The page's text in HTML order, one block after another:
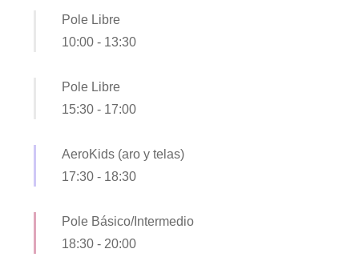
Pole Libre
10:00 - 13:30
Pole Libre
15:30 - 17:00
AeroKids (aro y telas)
17:30 - 18:30
Pole Básico/Intermedio
18:30 - 20:00